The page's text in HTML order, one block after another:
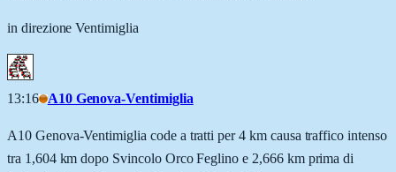
in direzione Ventimiglia
13:16 A10 Genova-Ventimiglia
A10 Genova-Ventimiglia code a tratti per 4 km causa traffico intenso
tra 1,604 km dopo Svincolo Orco Feglino e 2,666 km prima di